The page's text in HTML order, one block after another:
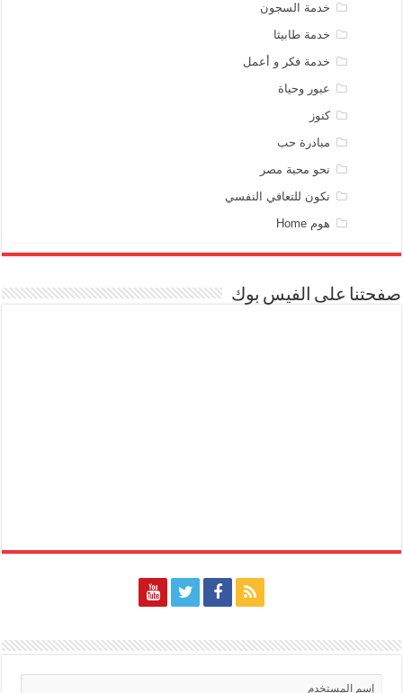
خدمة السجون
خدمة طابيثا
خدمة فكر و أعمل
عبور وحياة
كنوز
مبادرة حب
نحو محبة مصر
نكون للتعافي النفسي
هوم Home
صفحتنا على الفيس بوك